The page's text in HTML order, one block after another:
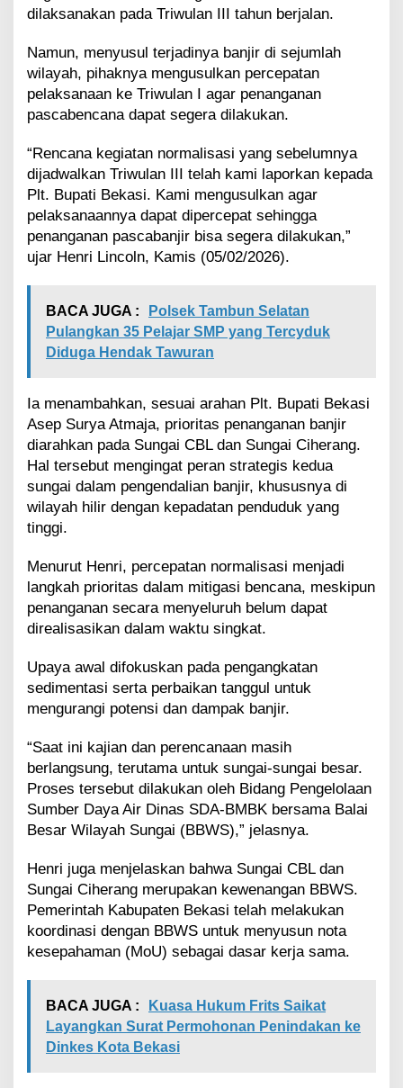
i
g
i
B
d
a
n
C
i
a
n
g
dilaksanakan pada Triwulan III tahun berjalan.
Namun, menyusul terjadinya banjir di sejumlah
wilayah, pihaknya mengusulkan percepatan
pelaksanaan ke Triwulan I agar penanganan
pascabencana dapat segera dilakukan.
“Rencana kegiatan normalisasi yang sebelumnya
dijadwalkan Triwulan III telah kami laporkan kepada
Plt. Bupati Bekasi. Kami mengusulkan agar
pelaksanaannya dapat dipercepat sehingga
penanganan pascabanjir bisa segera dilakukan,”
ujar Henri Lincoln, Kamis (05/02/2026).
BACA JUGA :
Polsek Tambun Selatan
Pulangkan 35 Pelajar SMP yang Tercyduk
Diduga Hendak Tawuran
Ia menambahkan, sesuai arahan Plt. Bupati Bekasi
Asep Surya Atmaja, prioritas penanganan banjir
diarahkan pada Sungai CBL dan Sungai Ciherang.
Hal tersebut mengingat peran strategis kedua
sungai dalam pengendalian banjir, khususnya di
wilayah hilir dengan kepadatan penduduk yang
tinggi.
Menurut Henri, percepatan normalisasi menjadi
langkah prioritas dalam mitigasi bencana, meskipun
penanganan secara menyeluruh belum dapat
direalisasikan dalam waktu singkat.
Upaya awal difokuskan pada pengangkatan
sedimentasi serta perbaikan tanggul untuk
mengurangi potensi dan dampak banjir.
“Saat ini kajian dan perencanaan masih
berlangsung, terutama untuk sungai-sungai besar.
Proses tersebut dilakukan oleh Bidang Pengelolaan
Sumber Daya Air Dinas SDA-BMBK bersama Balai
Besar Wilayah Sungai (BBWS),” jelasnya.
Henri juga menjelaskan bahwa Sungai CBL dan
Sungai Ciherang merupakan kewenangan BBWS.
Pemerintah Kabupaten Bekasi telah melakukan
koordinasi dengan BBWS untuk menyusun nota
kesepahaman (MoU) sebagai dasar kerja sama.
BACA JUGA :
Kuasa Hukum Frits Saikat
Layangkan Surat Permohonan Penindakan ke
Dinkes Kota Bekasi